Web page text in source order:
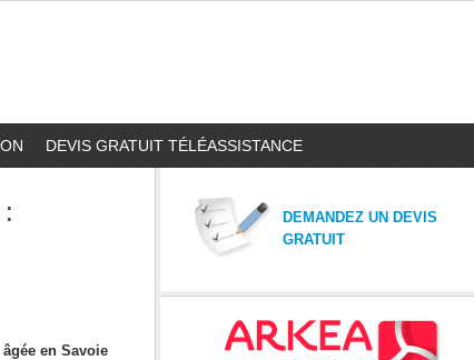
DEVIS GRATUIT TÉLÉASSISTANCE
en Savoie
DEMANDEZ UN DEVIS
GRATUIT